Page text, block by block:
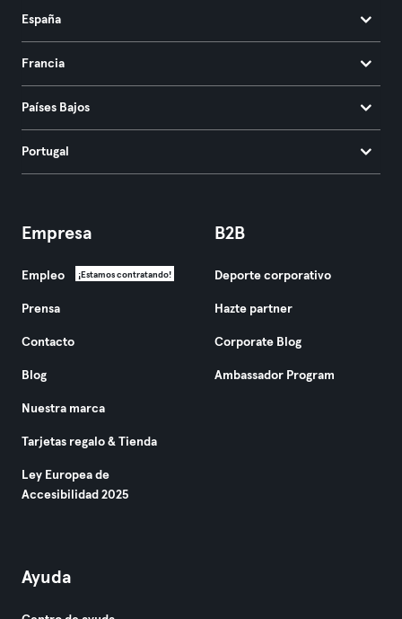
España
Francia
Países Bajos
Portugal
Empresa
Empleo ¡Estamos contratando!
Prensa
Contacto
Blog
Nuestra marca
Tarjetas regalo & Tienda
Ley Europea de
Accesibilidad 2025
B2B
Deporte corporativo
Hazte partner
Corporate Blog
Ambassador Program
Ayuda